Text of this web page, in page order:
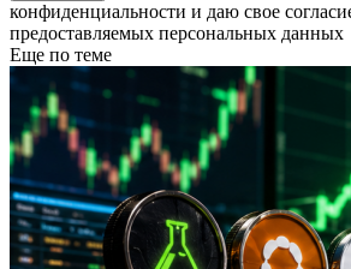
конфиденциальности и даю свое
предоставляемых персональных данных
Еще по теме